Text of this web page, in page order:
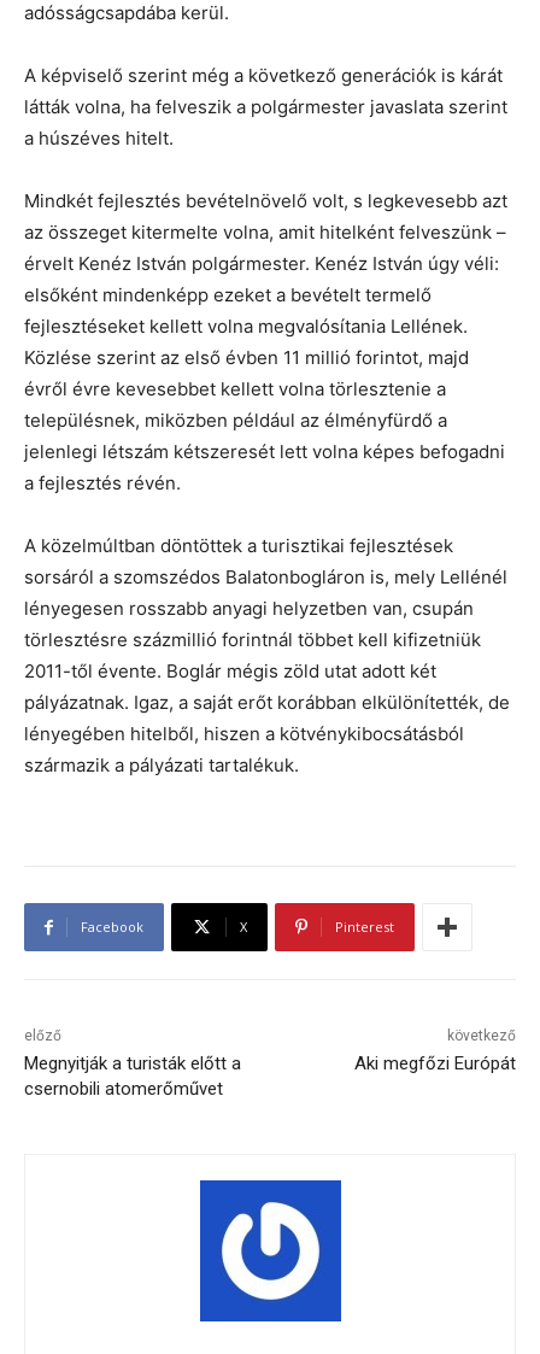
adósságcsapdába kerül.
A képviselő szerint még a következő generációk is kárát
látták volna, ha felveszik a polgármester javaslata szerint
a húszéves hitelt.
Mindkét fejlesztés bevételnövelő volt, s legkevesebb azt
az összeget kitermelte volna, amit hitelként felveszünk –
érvelt Kenéz István polgármester. Kenéz István úgy véli:
elsőként mindenképp ezeket a bevételt termelő
fejlesztéseket kellett volna megvalósítania Lellének.
Közlése szerint az első évben 11 millió forintot, majd
évről évre kevesebbet kellett volna törlesztenie a
településnek, miközben például az élményfürdő a
jelenlegi létszám kétszeresét lett volna képes befogadni
a fejlesztés révén.
A közelmúltban döntöttek a turisztikai fejlesztések
sorsáról a szomszédos Balatonbogláron is, mely Lellénél
lényegesen rosszabb anyagi helyzetben van, csupán
törlesztésre százmillió forintnál többet kell kifizetniük
2011-től évente. Boglár mégis zöld utat adott két
pályázatnak. Igaz, a saját erőt korábban elkülönítették, de
lényegében hitelből, hiszen a kötvénykibocsátásból
származik a pályázati tartalékuk.
Facebook X Pinterest
előző
Megnyitják a turisták előtt a
csernobili atomerőművet
következő
Aki megfőzi Európát